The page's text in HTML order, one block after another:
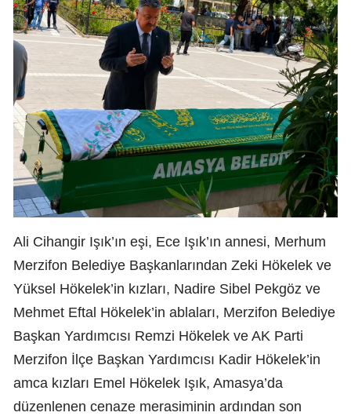
Ali Cihangir Işık’ın eşi, Ece Işık’ın annesi, Merhum
Merzifon Belediye Başkanlarından Zeki Hökelek ve
Yüksel Hökelek’in kızları, Nadire Sibel Pekgöz ve
Mehmet Eftal Hökelek’in ablaları, Merzifon Belediye
Başkan Yardımcısı Remzi Hökelek ve AK Parti
Merzifon İlçe Başkan Yardımcısı Kadir Hökelek’in
amca kızları Emel Hökelek Işık, Amasya’da
düzenlenen cenaze merasiminin ardından son